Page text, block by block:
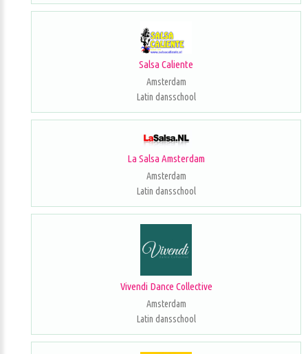
Salsa Caliente
Amsterdam
Latin dansschool
La Salsa Amsterdam
Amsterdam
Latin dansschool
Vivendi Dance Collective
Amsterdam
Latin dansschool